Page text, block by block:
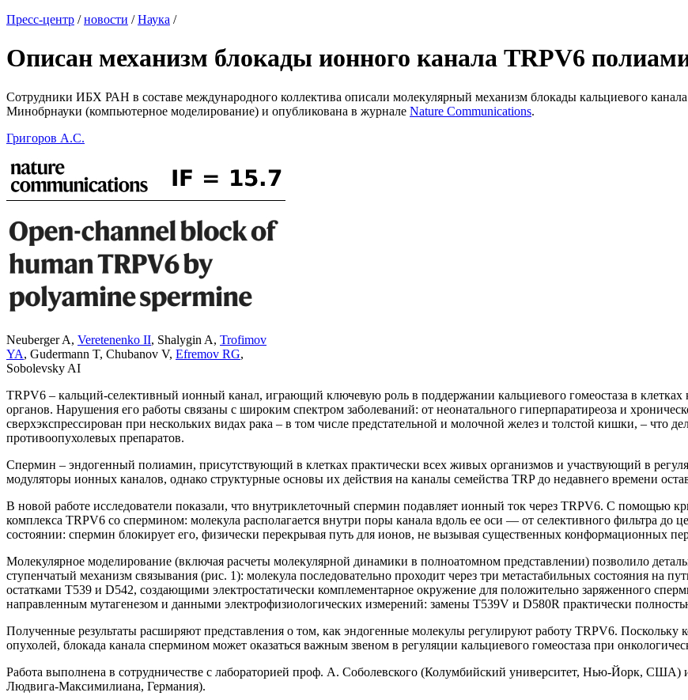
Пресс-центр /новости /Наука /
Описан механизм блокады ионного канала TRPV6
Сотрудники ИБХ РАН в составе международного коллектива описали молекулярный механизм блокады кальциевого
Минобрнауки (компьютерное моделирование) и опубликована в журнале Nature Communications.
Григоров А.С.
Neuberger A, Veretenenko II, Shalygin A, Trofimov
YA, Gudermann T, Chubanov V, Efremov RG,
Sobolevsky AI
TRPV6 – кальций-селективный ионный канал, играющий ключевую роль в поддержании кальциевого гомеостаза в
органов. Нарушения его работы связаны с широким спектром заболеваний: от неонатального гиперпаратиреоза и
сверхэкспрессирован при нескольких видах рака – в том числе предстательной и молочной желез и толстой кишки, – что
противоопухолевых препаратов.
Спермин – эндогенный полиамин, присутствующий в клетках практически всех живых организмов и участвующий в
модуляторы ионных каналов, однако структурные основы их действия на каналы семейства TRP до недавнего времени
В новой работе исследователи показали, что внутриклеточный спермин подавляет ионный ток через TRPV6. С помощью
комплекса TRPV6 со спермином: молекула располагается внутри поры канала вдоль ее оси — от селективного фильтра до
состоянии: спермин блокирует его, физически перекрывая путь для ионов, не вызывая существенных конформационных
Молекулярное моделирование (включая расчеты молекулярной динамики в полноатомном представлении) позволило
ступенчатый механизм связывания (рис. 1): молекула последовательно проходит через три метастабильных состояния на
остатками T539 и D542, создающими электростатически комплементарное окружение для положительно заряженного
направленным мутагенезом и данными электрофизиологических измерений: замены T539V и D580R практически
Полученные результаты расширяют представления о том, как эндогенные молекулы регулируют работу TRPV6. Поскольку
опухолей, блокада канала спермином может оказаться важным звеном в регуляции кальциевого гомеостаза при
Работа выполнена в сотрудничестве с лабораторией проф. А. Соболевского (Колумбийский университет, Нью-Йорк,
Людвига-Максимилиана, Германия).